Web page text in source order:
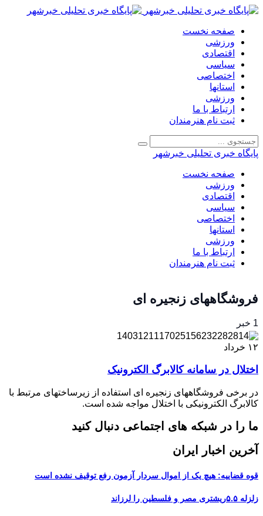
صفحه نخست
ورزشی
اقتصادی
سیاسی
اختصاصی
استانها
ورزشی
ارتباط با ما
ثبت نام هنرمندان
پایگاه خبری تحلیلی خبرشهر
صفحه نخست
ورزشی
اقتصادی
سیاسی
اختصاصی
استانها
ورزشی
ارتباط با ما
ثبت نام هنرمندان
فروشگاههای زنجیره ای
1 خبر
۱۲ خرداد
اختلال در سامانه کالابرگ الکترونیک
در برخی فروشگاههای زنجیره ای استفاده از زیرساختهای مرتبط با
کالابرگ الکترونیکی با اختلال مواجه شده است.
ما را در شبکه های اجتماعی دنبال کنید
آخرین اخبار ایران
قوه قضاییه: هیچ یک از اموال سردار آزمون رفع توقیف نشده است
زلزله ۵.۵ریشتری مصر و فلسطین را لرزاند